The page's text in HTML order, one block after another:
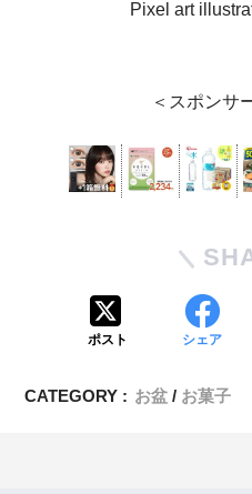
Pixel art
＜スポンサ
ポスト シェア
CATEGORY : お盆 お菓子